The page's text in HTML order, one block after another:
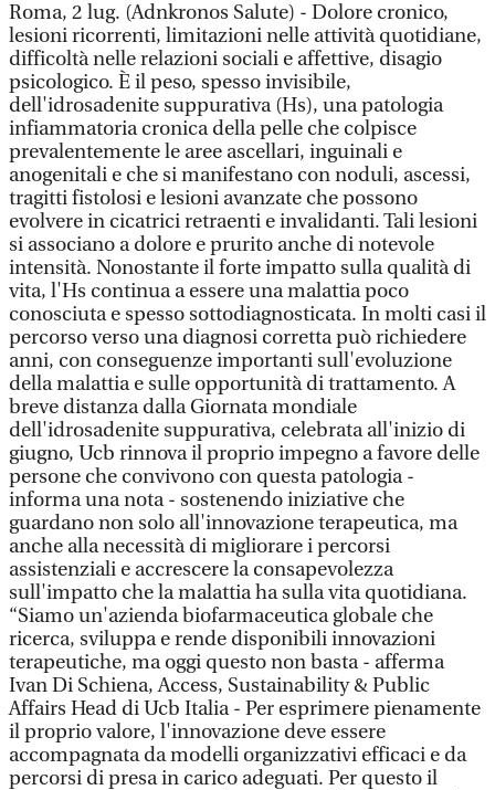
Roma, 2 lug. (Adnkronos Salute) - Dolore cronico,
lesioni ricorrenti, limitazioni nelle attività quotidiane,
difficoltà nelle relazioni sociali e affettive, disagio
psicologico. È il peso, spesso invisibile,
dell'idrosadenite suppurativa (Hs), una patologia
infiammatoria cronica della pelle che colpisce
prevalentemente le aree ascellari, inguinali e
anogenitali e che si manifestano con noduli, ascessi,
tragitti fistolosi e lesioni avanzate che possono
evolvere in cicatrici retraenti e invalidanti. Tali lesioni
si associano a dolore e prurito anche di notevole
intensità. Nonostante il forte impatto sulla qualità di
vita, l'Hs continua a essere una malattia poco
conosciuta e spesso sottodiagnosticata. In molti casi il
percorso verso una diagnosi corretta può richiedere
anni, con conseguenze importanti sull'evoluzione
della malattia e sulle opportunità di trattamento. A
breve distanza dalla Giornata mondiale
dell'idrosadenite suppurativa, celebrata all'inizio di
giugno, Ucb rinnova il proprio impegno a favore delle
persone che convivono con questa patologia -
informa una nota - sostenendo iniziative che
guardano non solo all'innovazione terapeutica, ma
anche alla necessità di migliorare i percorsi
assistenziali e accrescere la consapevolezza
sull'impatto che la malattia ha sulla vita quotidiana.
“Siamo un'azienda biofarmaceutica globale che
ricerca, sviluppa e rende disponibili innovazioni
terapeutiche, ma oggi questo non basta - afferma
Ivan Di Schiena, Access, Sustainability & Public
Affairs Head di Ucb Italia - Per esprimere pienamente
il proprio valore, l'innovazione deve essere
accompagnata da modelli organizzativi efficaci e da
percorsi di presa in carico adeguati. Per questo il